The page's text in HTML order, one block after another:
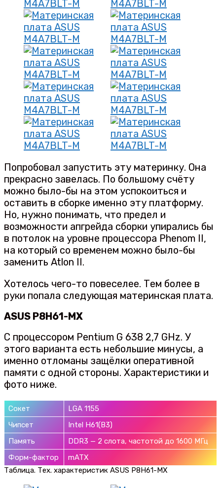
Попробовал запустить эту материнку. Она
прекрасно завелась. По большому счёту
можно было-бы на этом успокоиться и
оставить в сборке именно эту платформу.
Но, нужно понимать, что предел и
возможности апгрейда сборки упирались бы
в потолок на уровне процессора Phenom II,
на который со временем можно было-бы
заменить Atlon II.
Хотелось чего-то повеселее. Тем более в
руки попала следующая материнская плата.
ASUS P8H61-MX
С процессором Pentium G 638 2,7 GHz. У
этого варианта есть небольшие минусы, а
именно отломаны защёлки оперативной
памяти с одной стороны. Характеристики и
фото ниже.
Сокет
LGA 1155
Чипсет
Intel H61(B3)
Память
DDR3 — 2 слота, частотой до 1600 МГц
Форм-фактор
mATX
Таблица. Тех. характеристик ASUS P8H61-MX